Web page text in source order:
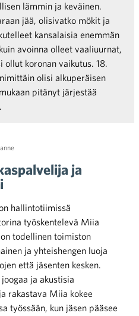
lämmin ja keväinen.
jää, olisivatko mökit ja
kansalaisia enemmän
avoinna olleet vaaliuurnat,
ollut koronan vaikutus. 18.
olisi alkuperäisen
pitänyt järjestää
ja
hallintotiimissä
työskentelevä Miia
todellinen toimiston
ja yhteishengen luoja
että jäsenten kesken.
ja akustisia
rakastava Miia kokee
työssään, kun jäsen pääsee